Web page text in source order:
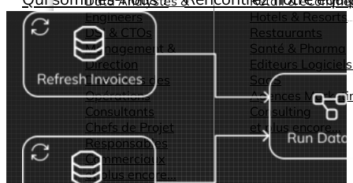
Engineers
DSI & CTOs
Management &
Direction
Directeurs des
Opérations
Consultants
Chefs de Projet
Responsables
Commerciaux
et plus encore...
Hotels & Resorts
Restaurants
Santé & Pharma
Editeurs
SaaS
Agences
Consulting
et plus encore...